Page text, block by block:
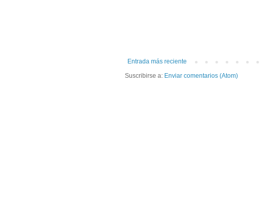
Entrada más reciente
Suscribirse a: Enviar comentarios (Atom)